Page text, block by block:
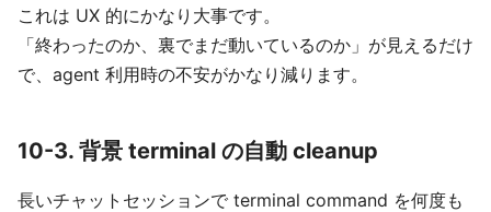
これは UX 的にかなり大事です。
「終わったのか、裏でまだ動いているのか」が見えるだけ
で、agent 利用時の不安がかなり減ります。
10-3. 背景 terminal の自動 cleanup
長いチャットセッションで terminal command を何度も